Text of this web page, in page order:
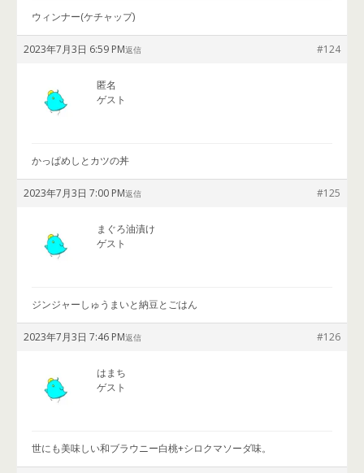
ウィンナー(ケチャップ)
2023年7月3日 6:59 PM #124
返信
匿名
ゲスト
かっぱめしとカツの丼
2023年7月3日 7:00 PM #125
返信
まぐろ油漬け
ゲスト
ジンジャーしゅうまいと納豆とごはん
2023年7月3日 7:46 PM #126
返信
はまち
ゲスト
世にも美味しい和ブラウニー白桃+シロクマソーダ味。